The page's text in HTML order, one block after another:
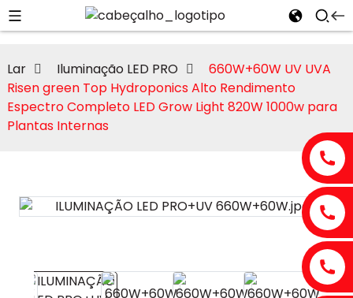
Lar Iluminação LED PRO
660W+60W UV UVA
Risen green Top Hydroponics Alto Rendimento
Espectro Completo LED Grow Light 820W 1000w para
Plantas Internas